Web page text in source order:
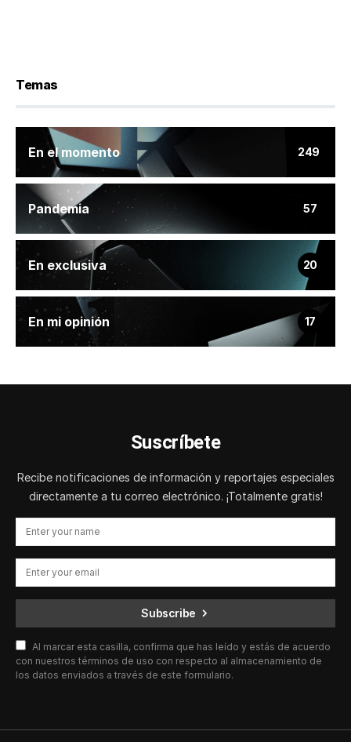
Temas
En el momento 249
Pandemia 57
En exclusiva 20
En mi opinión 17
Suscríbete
Recibe notificaciones de información y reportajes especiales
directamente a tu correo electrónico. ¡Totalmente gratis!
Subscribe
Al marcar esta casilla, confirma que has leído y estás de acuerdo
con nuestros términos de uso con respecto al almacenamiento de
los datos enviados a través de este formulario.